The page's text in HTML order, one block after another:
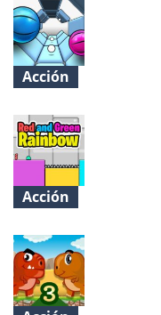
Acción
Acción